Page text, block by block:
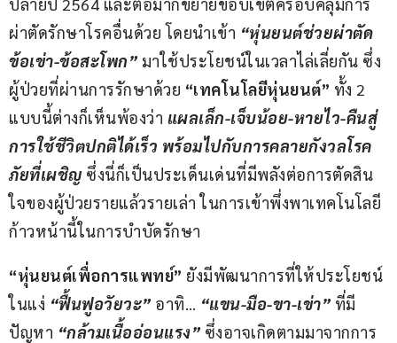
ผ่าตัดรักษาโรคอื่นด้วย โดยนำเข้า “หุ่นยนต์ช่วยผ่าตัด
ข้อเข่า-ข้อสะโพก” มาใช้ประโยชน์ในเวลาไล่เลี่ยกัน ซึ่ง
ผู้ป่วยที่ผ่านการรักษาด้วย “เทคโนโลยีหุ่นยนต์” ทั้ง 2
แบบนี้ต่างก็เห็นพ้องว่า แผลเล็ก-เจ็บน้อย-หายไว-คืนสู่
การใช้ชีวิตปกติได้เร็ว พร้อมไปกับการคลายกังวลโรค
ภัยที่เผชิญ ซึ่งนี่ก็เป็นประเด็นเด่นที่มีพลังต่อการตัดสิน
ใจของผู้ป่วยรายแล้วรายเล่า ในการเข้าพึ่งพาเทคโนโลยี
ก้าวหน้านี้ในการบำบัดรักษา
“หุ่นยนต์เพื่อการแพทย์” ยังมีพัฒนาการที่ให้ประโยชน์
ในแง่ “ฟื้นฟูอวัยวะ” อาทิ… “แขน-มือ-ขา-เข่า” ที่มี
ปัญหา “กล้ามเนื้ออ่อนแรง” ซึ่งอาจเกิดตามมาจากการ